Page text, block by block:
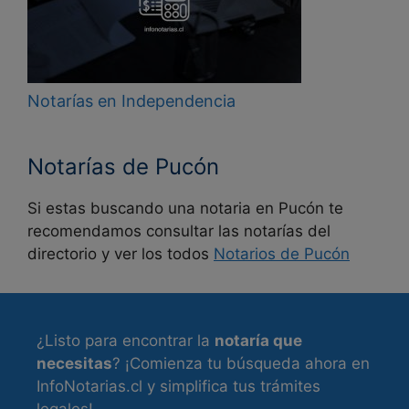
Notarías en Independencia
Notarías de Pucón
Si estas buscando una notaria en Pucón te
recomendamos consultar las notarías del
directorio y ver los todos Notarios de Pucón
¿Listo para encontrar la notaría que
necesitas? ¡Comienza tu búsqueda ahora en
InfoNotarias.cl y simplifica tus trámites